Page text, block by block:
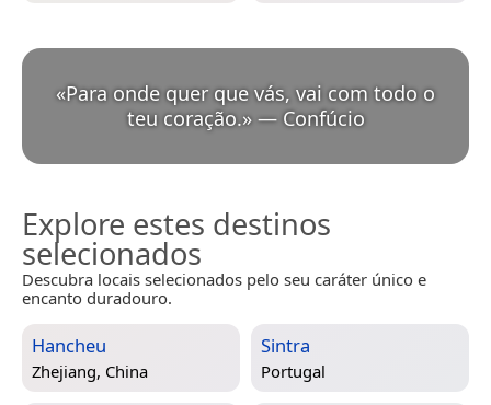
«Para onde quer que vás, vai com todo o
teu coração.» — Confúcio
Explore estes destinos
selecionados
Descubra locais selecionados pelo seu caráter único e
encanto duradouro.
Hancheu
Zhejiang, China
Sintra
Portugal